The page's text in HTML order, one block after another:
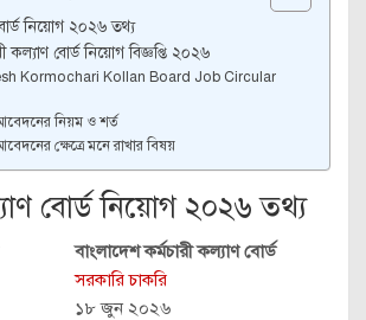
নিয়োগ ২০২৬ তথ্য
কল্যাণ বোর্ড নিয়োগ বিজ্ঞপ্তি ২০২৬
Kormochari Kollan Board Job Circular
নিয়ম ও শর্ত
ক্ষেত্রে মনে রাখার বিষয়
বোর্ড নিয়োগ ২০২৬ তথ্য
বাংলাদেশ কর্মচারী কল্যাণ বোর্ড
সরকারি চাকরি
১৮ জুন ২০২৬